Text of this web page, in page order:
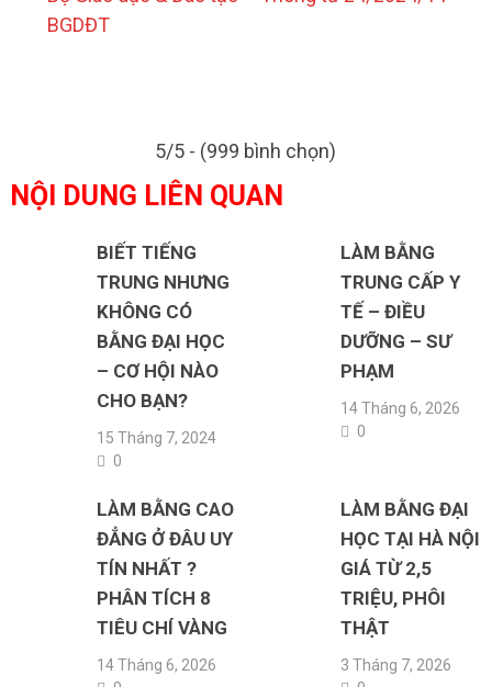
BGDĐT
5/5 - (999 bình chọn)
NỘI DUNG LIÊN QUAN
BIẾT TIẾNG
TRUNG NHƯNG
KHÔNG CÓ
BẰNG ĐẠI HỌC
– CƠ HỘI NÀO
CHO BẠN?
15 Tháng 7, 2024
0
LÀM BẰNG
TRUNG CẤP Y
TẾ – ĐIỀU
DƯỠNG – SƯ
PHẠM
14 Tháng 6, 2026
0
LÀM BẰNG CAO
ĐẲNG Ở ĐÂU UY
TÍN NHẤT ?
PHÂN TÍCH 8
TIÊU CHÍ VÀNG
14 Tháng 6, 2026
LÀM BẰNG ĐẠI
HỌC TẠI HÀ NỘI
GIÁ TỪ 2,5
TRIỆU, PHÔI
THẬT
3 Tháng 7, 2026